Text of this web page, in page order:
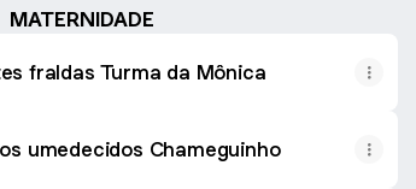
MATERNIDADE
fraldas Turma da Mônica
umedecidos Chameguinho